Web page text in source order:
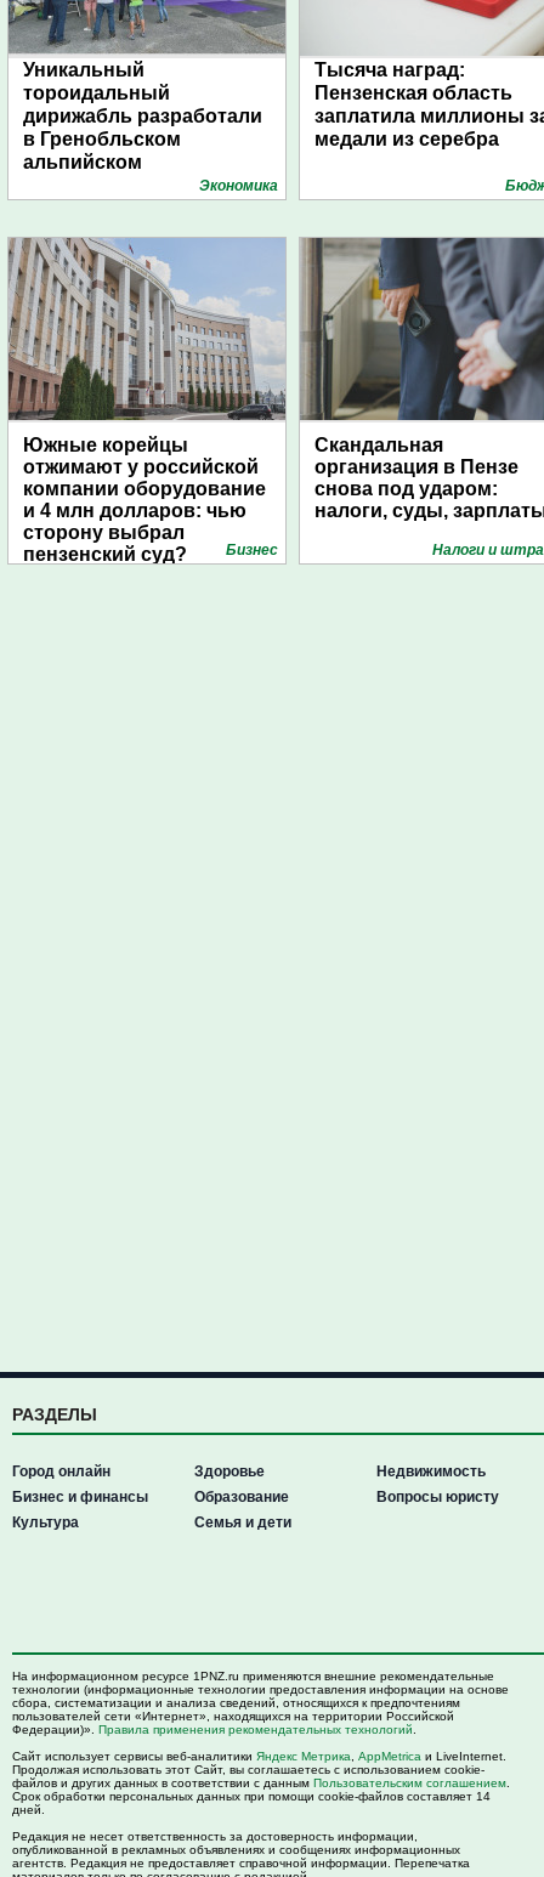
Уникальный
тороидальный
дирижабль разработали
в Гренобльском
альпийском
Экономика
Тысяча наград:
Пензенская область
заплатила миллионы
медали из серебра
Южные корейцы
отжимают у российской
компании оборудование
и 4 млн долларов: чью
сторону выбрал
пензенский суд?
Бизнес
Скандальная
организация в Пензе
снова под ударом:
налоги, суды,
Налоги и
РАЗДЕЛЫ
Город онлайн
Бизнес и финансы
Культура
Здоровье
Образование
Семья и дети
Недвижимость
Вопросы юристу
На информационном ресурсе 1PNZ.ru применяются внешние рекомендательные
технологии (информационные технологии предоставления информации на основе
сбора, систематизации и анализа сведений, относящихся к предпочтениям
пользователей сети «Интернет», находящихся на территории Российской
Федерации)». Правила применения рекомендательных технологий
Сайт использует сервисы веб-аналитики Яндекс Метрика AppMetrica и LiveInternet.
Продолжая использовать этот Сайт, вы соглашаетесь с использованием cookie-
файлов и других данных в соответствии с данным Пользовательским соглашением
Срок обработки персональных данных при помощи cookie-файлов составляет 14
дней.
Редакция не несет ответственность за достоверность информации,
опубликованной в рекламных объявлениях и сообщениях информационных
агентств. Редакция не предоставляет справочной информации. Перепечатка